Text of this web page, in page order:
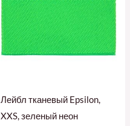
Лейбл тканевый Epsilon,
XXS, зеленый неон